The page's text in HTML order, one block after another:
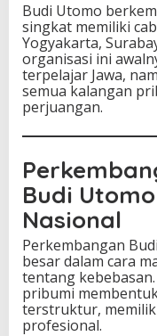
Budi Utomo
singkat memiliki
Yogyakarta,
organisasi ini
terpelajar Jawa,
semua kalangan
perjuangan.
Budi
Nasional
Perkembangan
besar dalam cara
tentang
pribumi
terstruktur,
profesional.